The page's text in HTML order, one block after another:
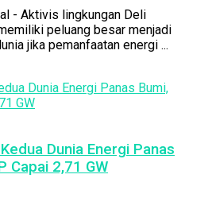
- Aktivis lingkungan Deli
peluang besar menjadi
jika pemanfaatan energi ...
Dunia Energi Panas
Capai 2,71 GW